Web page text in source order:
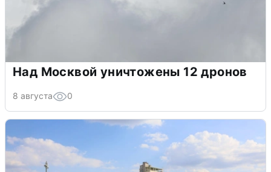
Над Москвой уничтожены 12 дронов
8 августа 0